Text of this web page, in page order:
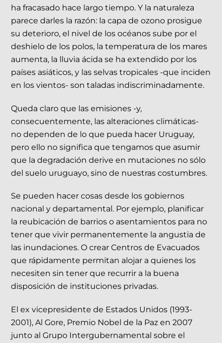
ha fracasado hace largo tiempo. Y la naturaleza
parece darles la razón: la capa de ozono prosigue
su deterioro, el nivel de los océanos sube por el
deshielo de los polos, la temperatura de los mares
aumenta, la lluvia ácida se ha extendido por los
países asiáticos, y las selvas tropicales -que inciden
en los vientos- son taladas indiscriminadamente.
Queda claro que las emisiones -y,
consecuentemente, las alteraciones climáticas-
no dependen de lo que pueda hacer Uruguay,
pero ello no significa que tengamos que asumir
que la degradación derive en mutaciones no sólo
del suelo uruguayo, sino de nuestras costumbres.
Se pueden hacer cosas desde los gobiernos
nacional y departamental. Por ejemplo, planificar
la reubicación de barrios o asentamientos para no
tener que vivir permanentemente la angustia de
las inundaciones. O crear Centros de Evacuados
que rápidamente permitan alojar a quienes los
necesiten sin tener que recurrir a la buena
disposición de instituciones privadas.
El ex vicepresidente de Estados Unidos (1993-
2001), Al Gore, Premio Nobel de la Paz en 2007
junto al Grupo Intergubernamental sobre el